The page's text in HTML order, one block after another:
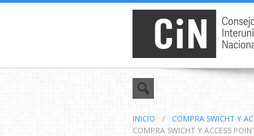
INICIO / COMPRA SWICHT Y
COMPRA SWICHT Y ACCESS